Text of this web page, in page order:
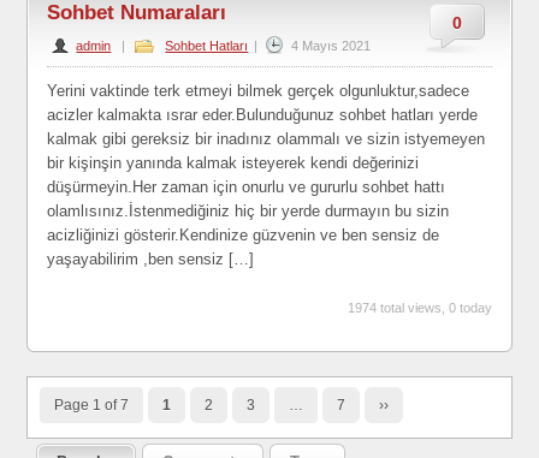
0
Sohbet Numaraları
admin | Sohbet Hatları | 4 Mayıs 2021
Yerini vaktinde terk etmeyi bilmek gerçek olgunluktur,sadece
acizler kalmakta ısrar eder.Bulunduğunuz sohbet hatları yerde
kalmak gibi gereksiz bir inadınız olammalı ve sizin istyemeyen
bir kişinşin yanında kalmak isteyerek kendi değerinizi
düşürmeyin.Her zaman için onurlu ve gururlu sohbet hattı
olamlısınız.İstenmediğiniz hiç bir yerde durmayın bu sizin
acizliğinizi gösterir.Kendinize güzvenin ve ben sensiz de
yaşayabilirim ,ben sensiz […]
1974 total views, 0 today
Page 1 of 7 1 2 3 … 7 ››